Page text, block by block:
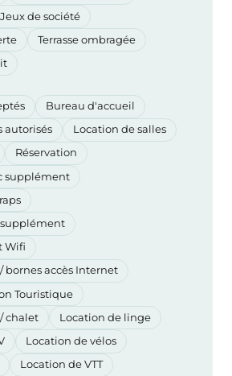
Jeux de société
Terrasse ombragée
Bureau d'accueil
autorisés
Location de salles
Réservation
supplément
supplément
Wifi
bornes accès Internet
Touristique
chalet
Location de linge
Location de vélos
Location de VTT